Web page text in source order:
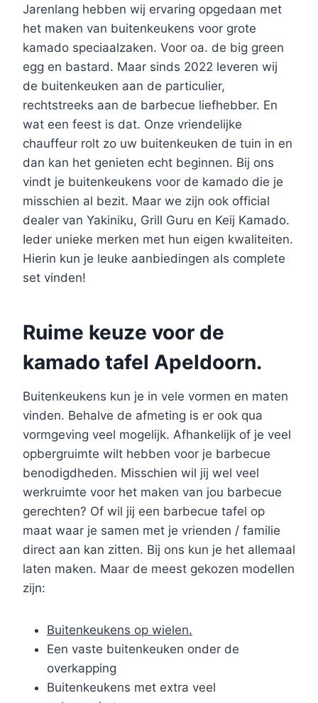
Jarenlang hebben wij ervaring opgedaan met
het maken van buitenkeukens voor grote
kamado speciaalzaken. Voor oa. de big green
egg en bastard. Maar sinds 2022 leveren wij
de buitenkeuken aan de particulier,
rechtstreeks aan de barbecue liefhebber. En
wat een feest is dat. Onze vriendelijke
chauffeur rolt zo uw buitenkeuken de tuin in en
dan kan het genieten echt beginnen. Bij ons
vindt je buitenkeukens voor de kamado die je
misschien al bezit. Maar we zijn ook official
dealer van Yakiniku, Grill Guru en Keij Kamado.
Ieder unieke merken met hun eigen kwaliteiten.
Hierin kun je leuke aanbiedingen als complete
set vinden!
Ruime keuze voor de
kamado tafel Apeldoorn.
Buitenkeukens kun je in vele vormen en maten
vinden. Behalve de afmeting is er ook qua
vormgeving veel mogelijk. Afhankelijk of je veel
opbergruimte wilt hebben voor je barbecue
benodigdheden. Misschien wil jij wel veel
werkruimte voor het maken van jou barbecue
gerechten? Of wil jij een barbecue tafel op
maat waar je samen met je vrienden / familie
direct aan kan zitten. Bij ons kun je het allemaal
laten maken. Maar de meest gekozen modellen
zijn:
Buitenkeukens op wielen.
Een vaste buitenkeuken onder de
overkapping
Buitenkeukens met extra veel